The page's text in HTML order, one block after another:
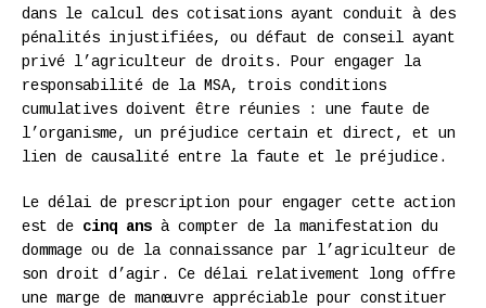
dans le calcul des cotisations ayant conduit à des
pénalités injustifiées, ou défaut de conseil ayant
privé l’agriculteur de droits. Pour engager la
responsabilité de la MSA, trois conditions
cumulatives doivent être réunies : une faute de
l’organisme, un préjudice certain et direct, et un
lien de causalité entre la faute et le préjudice.
Le délai de prescription pour engager cette action
est de cinq ans à compter de la manifestation du
dommage ou de la connaissance par l’agriculteur de
son droit d’agir. Ce délai relativement long offre
une marge de manœuvre appréciable pour constituer